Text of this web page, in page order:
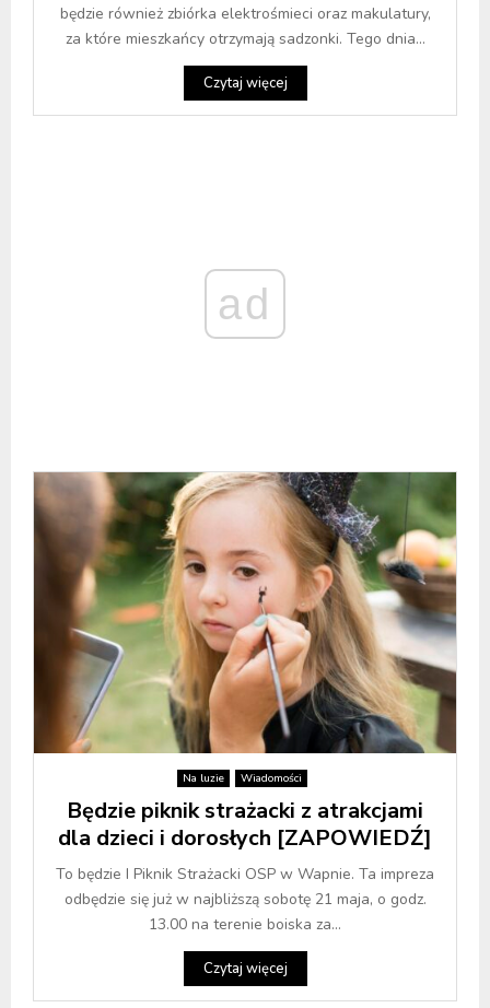
będzie również zbiórka elektrośmieci oraz makulatury,
za które mieszkańcy otrzymają sadzonki. Tego dnia...
Czytaj więcej
ad
Na luzie Wiadomości
Będzie piknik strażacki z atrakcjami
dla dzieci i dorosłych [ZAPOWIEDŹ]
To będzie I Piknik Strażacki OSP w Wapnie. Ta impreza
odbędzie się już w najbliższą sobotę 21 maja, o godz.
13.00 na terenie boiska za...
Czytaj więcej